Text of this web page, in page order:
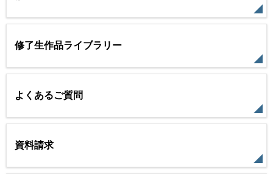
修了生作品ライブラリー
よくあるご質問
資料請求